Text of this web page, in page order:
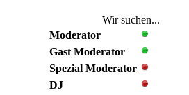
Wir suchen...
Moderator
Gast Moderator
Spezial Moderator
DJ